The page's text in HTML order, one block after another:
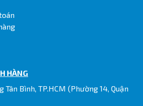
HÀNG
Tân Bình, TP.HCM (Phường 14, Quận